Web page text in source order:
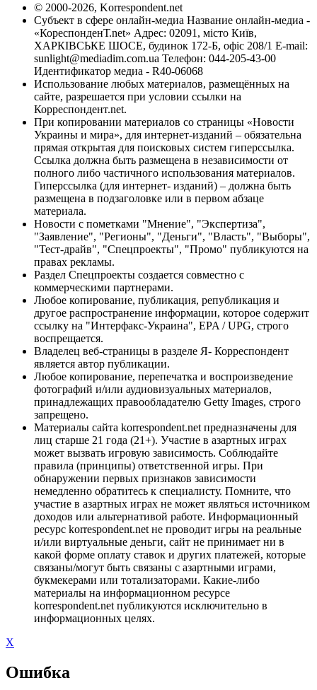
© 2000-2026, Korrespondent.net
Субъект в сфере онлайн-медиа Название онлайн-медиа -
«КореспонденТ.net» Адрес: 02091, місто Київ,
ХАРКІВСЬКЕ ШОСЕ, будинок 172-Б, офіс 208/1 E-mail:
sunlight@mediadim.com.ua Телефон: 044-205-43-00
Идентификатор медиа - R40-06068
Использование любых материалов, размещённых на
сайте, разрешается при условии ссылки на
Корреспондент.net.
При копировании материалов со страницы «Новости
Украины и мира», для интернет-изданий – обязательна
прямая открытая для поисковых систем гиперссылка.
Ссылка должна быть размещена в независимости от
полного либо частичного использования материалов.
Гиперссылка (для интернет- изданий) – должна быть
размещена в подзаголовке или в первом абзаце
материала.
Новости с пометками "Мнение", "Экспертиза",
"Заявление", "Регионы", "Деньги", "Власть", "Выборы",
"Тест-драйв", "Спецпроекты", "Промо" публикуются на
правах рекламы.
Раздел Спецпроекты создается совместно с
коммерческими партнерами.
Любое копирование, публикация, републикация и
другое распространение информации, которое содержит
ссылку на "Интерфакс-Украина", EPA / UPG, строго
воспрещается.
Владелец веб-страницы в разделе Я- Корреспондент
является автор публикации.
Любое копирование, перепечатка и воспроизведение
фотографий и/или аудиовизуальных материалов,
принадлежащих правообладателю Getty Images, строго
запрещено.
Материалы сайта korrespondent.net предназначены для
лиц старше 21 года (21+). Участие в азартных играх
может вызвать игровую зависимость. Соблюдайте
правила (принципы) ответственной игры. При
обнаружении первых признаков зависимости
немедленно обратитесь к специалисту. Помните, что
участие в азартных играх не может являться источником
доходов или альтернативой работе. Информационный
ресурс korrespondent.net не проводит игры на реальные
и/или виртуальные деньги, сайт не принимает ни в
какой форме оплату ставок и других платежей, которые
связаны/могут быть связаны с азартными играми,
букмекерами или тотализаторами. Какие-либо
материалы на информационном ресурсе
korrespondent.net публикуются исключительно в
информационных целях.
X
Ошибка